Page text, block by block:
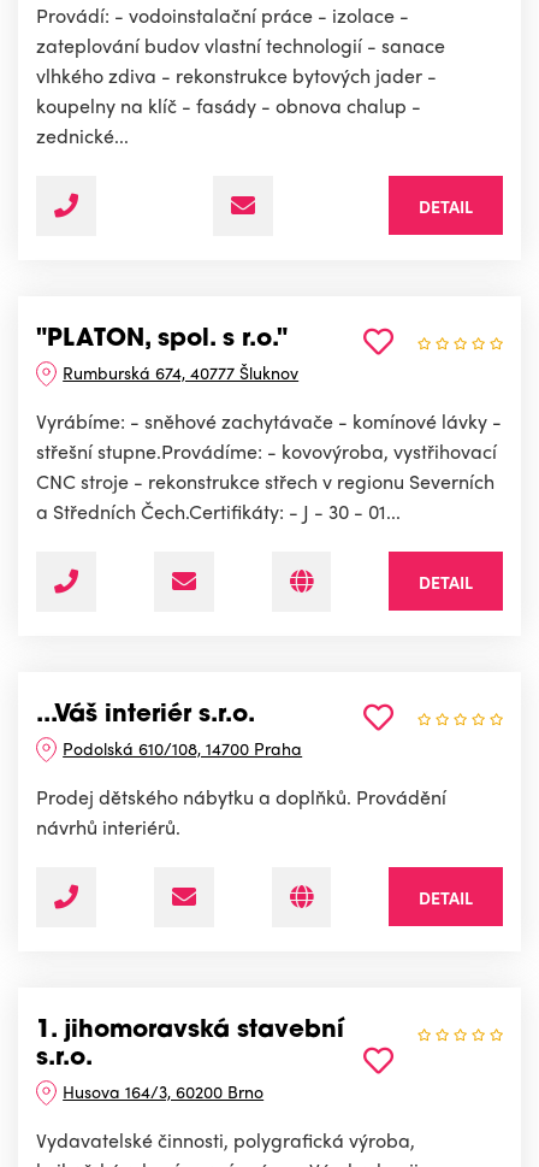
Provádí: - vodoinstalační práce - izolace -
zateplování budov vlastní technologií - sanace
vlhkého zdiva - rekonstrukce bytových jader -
koupelny na klíč - fasády - obnova chalup -
zednické...
DETAIL
"PLATON, spol. s r.o."
Rumburská 674, 40777 Šluknov
Vyrábíme: - sněhové zachytávače - komínové lávky -
střešní stupne.Provádíme: - kovovýroba, vystřihovací
CNC stroje - rekonstrukce střech v regionu Severních
a Středních Čech.Certifikáty: - J - 30 - 01...
DETAIL
...Váš interiér s.r.o.
Podolská 610/108, 14700 Praha
Prodej dětského nábytku a doplňků. Provádění
návrhů interiérů.
DETAIL
1. jihomoravská stavební
s.r.o.
Husova 164/3, 60200 Brno
Vydavatelské činnosti, polygrafická výroba,